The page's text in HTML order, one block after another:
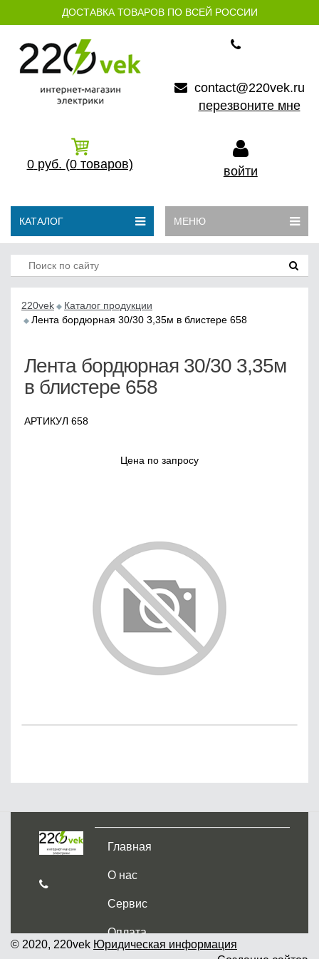
ДОСТАВКА ТОВАРОВ ПО ВСЕЙ РОССИИ
contact@220vek.ru
перезвоните мне
0 руб. (0 товаров) войти
КАТАЛОГ МЕНЮ
220vek
Каталог продукции
Лента бордюрная 30/30 3,35м в блистере 658
Лента бордюрная 30/30 3,35м
в блистере 658
АРТИКУЛ 658
Цена по запросу
Главная
О нас
Сервис
Оплата
© 2020, 220vek Юридическая информация